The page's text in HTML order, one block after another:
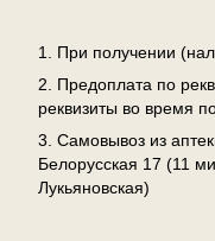
1. При получении
2. Предоплата по
реквизиты во время
3. Самовывоз из
Белорусская 17 (11
Лукьяновская)